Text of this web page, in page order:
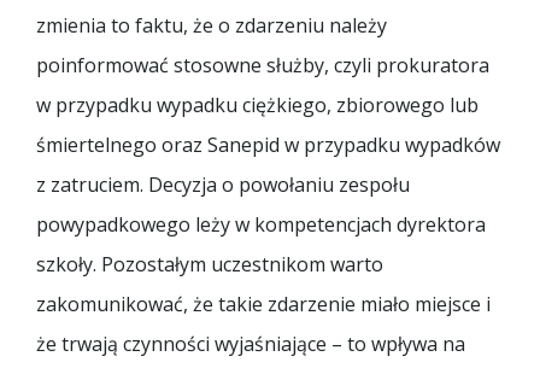
zmienia to faktu, że o zdarzeniu należy
poinformować stosowne służby, czyli prokuratora
w przypadku wypadku ciężkiego, zbiorowego lub
śmiertelnego oraz Sanepid w przypadku wypadków
z zatruciem. Decyzja o powołaniu zespołu
powypadkowego leży w kompetencjach dyrektora
szkoły. Pozostałym uczestnikom warto
zakomunikować, że takie zdarzenie miało miejsce i
że trwają czynności wyjaśniające – to wpływa na